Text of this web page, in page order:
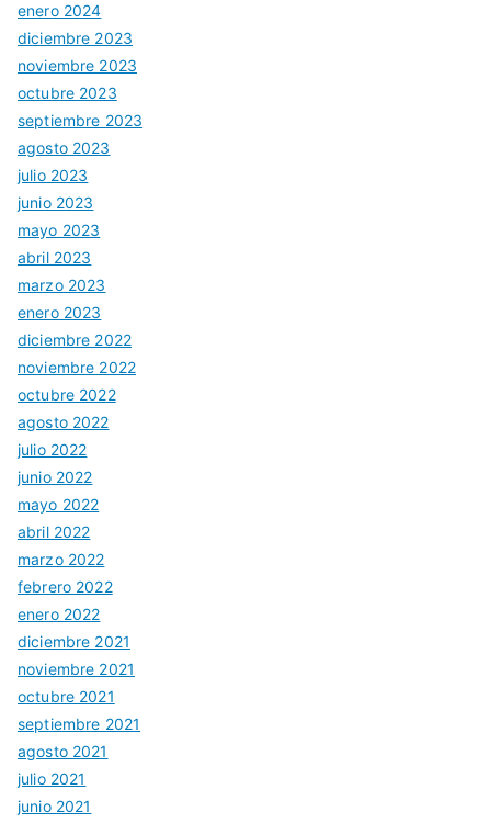
enero 2024
diciembre 2023
noviembre 2023
octubre 2023
septiembre 2023
agosto 2023
julio 2023
junio 2023
mayo 2023
abril 2023
marzo 2023
enero 2023
diciembre 2022
noviembre 2022
octubre 2022
agosto 2022
julio 2022
junio 2022
mayo 2022
abril 2022
marzo 2022
febrero 2022
enero 2022
diciembre 2021
noviembre 2021
octubre 2021
septiembre 2021
agosto 2021
julio 2021
junio 2021